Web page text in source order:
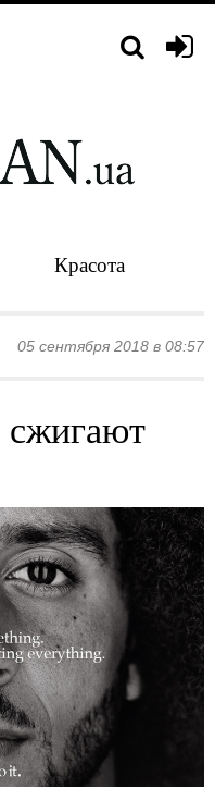
Красота
05 сентября 2018 в 08:57